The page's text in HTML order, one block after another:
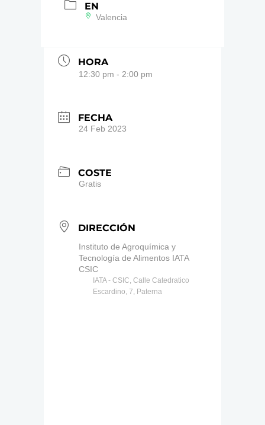
EN
Valencia
HORA
12:30 pm - 2:00 pm
FECHA
24 Feb 2023
COSTE
Gratis
DIRECCIÓN
Instituto de Agroquímica y
Tecnología de Alimentos IATA
CSIC
IATA - CSIC, Calle Catedratico
Escardino, 7, Paterna